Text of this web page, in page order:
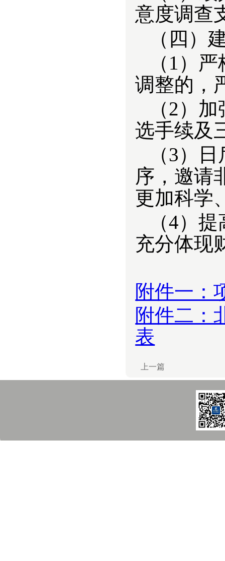
意度调查
（四）
（1）
调整的，
（2） 加
选手续及
（3）日
序，邀请
更加科学
（4）
充分体现
附件一：
附件二：
表
上一篇